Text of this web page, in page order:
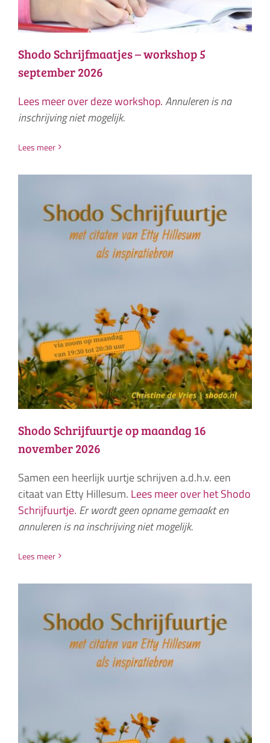
Shodo Schrijfmaatjes – workshop 5
september 2026
Lees meer over deze workshop.Annuleren is na
inschrijving niet mogelijk.
Lees meer
Shodo Schrijfuurtje op maandag 16
november 2026
Samen een heerlijk uurtje schrijven a.d.h.v. een
citaat van Etty Hillesum. Lees meer over het Shodo
Schrijfuurtje. Er wordt geen opname gemaakt en
annuleren is na inschrijving niet mogelijk.
Lees meer